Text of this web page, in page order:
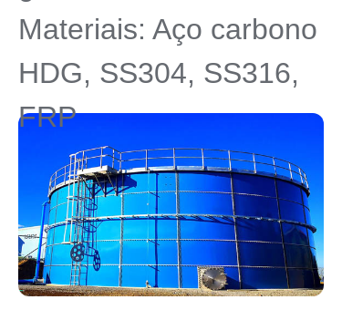
Materiais: Aço carbono
HDG, SS304, SS316,
FRP